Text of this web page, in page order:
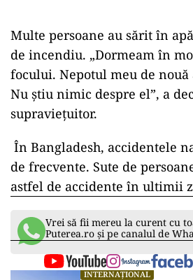
Multe persoane au sărit în
de incendiu. „Dormeam în
focului. Nepotul meu de
Nu ştiu nimic despre el”, a
supravieţuitor.
În Bangladesh, accidentele
de frecvente. Sute de
astfel de accidente în ultimii
Vrei să fii mereu la curent cu
Puterea.ro și pe canalul de
INTERNAȚIONAL